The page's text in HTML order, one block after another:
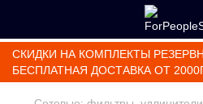
СКИДКИ НА КОМПЛЕКТЫ
БЕСПЛАТНАЯ ДОСТАВКА ОТ